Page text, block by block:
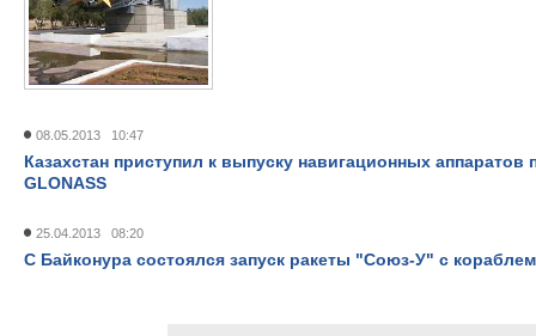
08.05.2013 10:47
Казахстан приступил к выпуску навигационных аппаратов
GLONASS
25.04.2013 08:20
С Байконура состоялся запуск ракеты "Союз-У" с